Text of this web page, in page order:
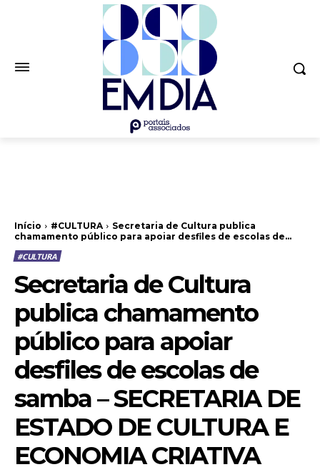
Início #CULTURA
Secretaria de Cultura publica
chamamento público para apoiar desfiles de escolas de...
#CULTURA
Secretaria de Cultura
publica chamamento
público para apoiar
desfiles de escolas de
samba – SECRETARIA DE
ESTADO DE CULTURA E
ECONOMIA CRIATIVA